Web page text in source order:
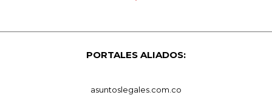
PORTALES ALIADOS:
asuntoslegales.com.co